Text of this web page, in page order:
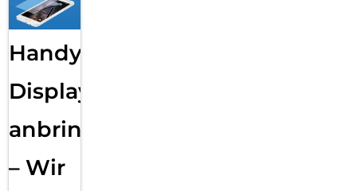
Handy
Displayfolie
anbringen
– Wir